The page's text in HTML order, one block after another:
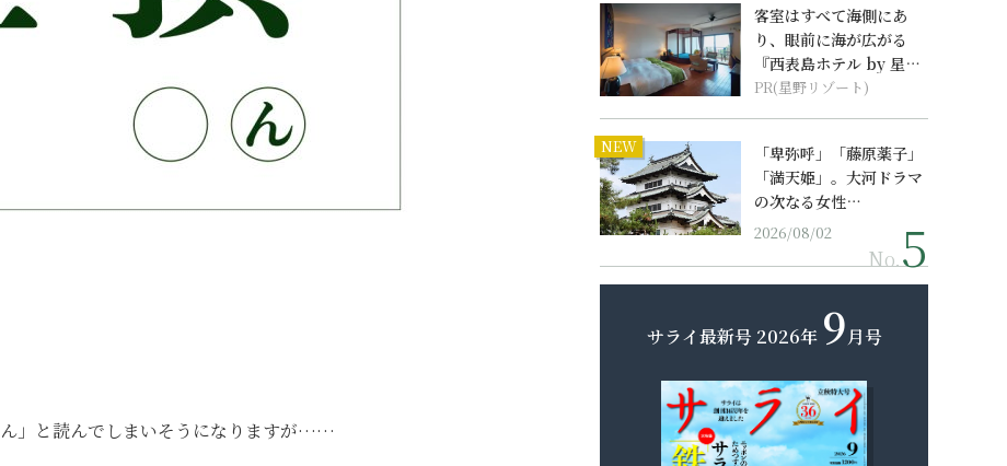
」と読んでしまいそうになりますが……
客室はすべて海側にあ
り、眼前に海が広がる
『西表島ホテル by 星野
リゾート』
PR(星野リゾート)
NEW
「卑弥呼」「藤原薬子」
「満天姫」。大河ドラマ
の次なる女性…
2026/08/02
No.
サライ最新号 2026年 9月号